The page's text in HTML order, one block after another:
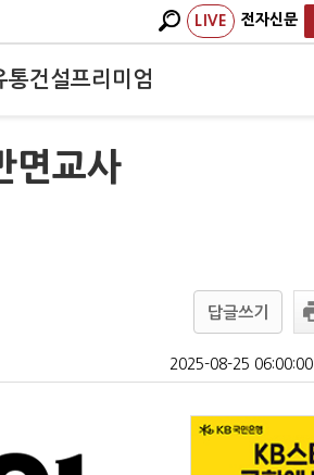
LIVE 전자신문
통건설프리미엄
면교사
답글쓰기
2025-08-25 06:00:00